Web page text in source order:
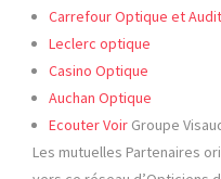
Carrefour Optique et
Leclerc optique
Casino Optique
Auchan Optique
Ecouter Voir Groupe
Les mutuelles Partenaires